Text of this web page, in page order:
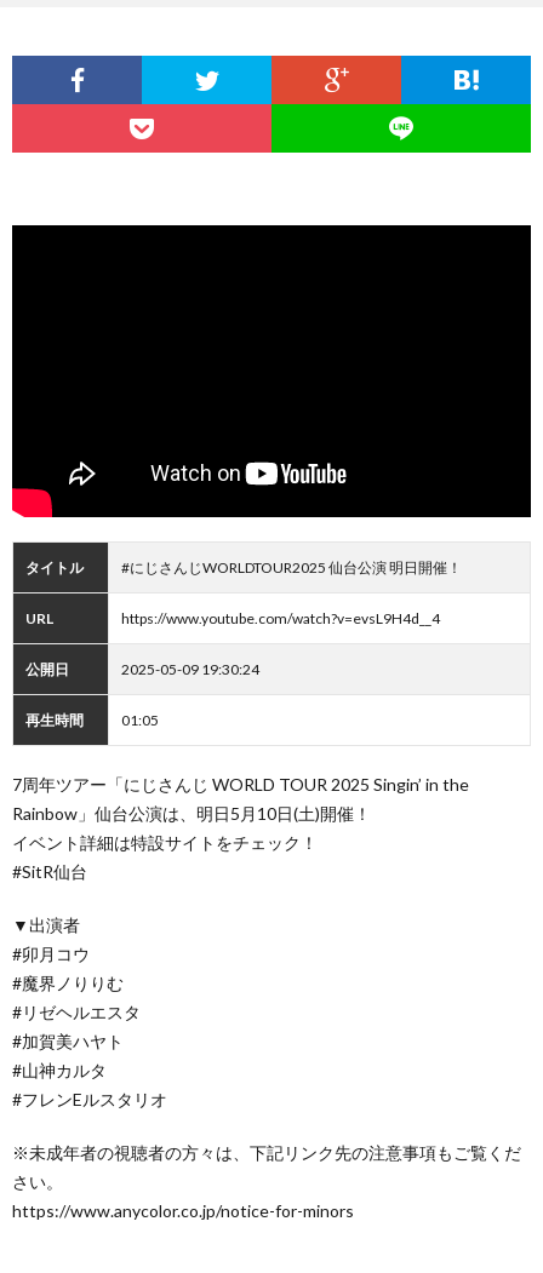
タイトル #にじさんじWORLDTOUR2025 仙台公演 明日開催！
URL https://www.youtube.com/watch?v=evsL9H4d__4
公開日 2025-05-09 19:30:24
再生時間 01:05
7周年ツアー「にじさんじ WORLD TOUR 2025 Singin’ in the
Rainbow」仙台公演は、明日5月10日(土)開催！
イベント詳細は特設サイトをチェック！
#SitR仙台
▼出演者
#卯月コウ
#魔界ノりりむ
#リゼヘルエスタ
#加賀美ハヤト
#山神カルタ
#フレンEルスタリオ
※未成年者の視聴者の方々は、下記リンク先の注意事項もご覧くだ
さい。
https://www.anycolor.co.jp/notice-for-minors